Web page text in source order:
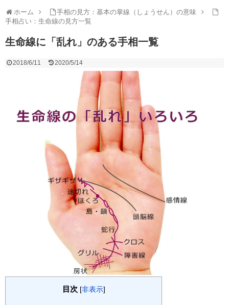
ホーム
手相の見方：基本の掌線（しょうせん）の意味
手相占い：生命線の見方一覧
生命線に「乱れ」のある手相一覧
2018/6/11 2020/5/14
目次 [非表示]